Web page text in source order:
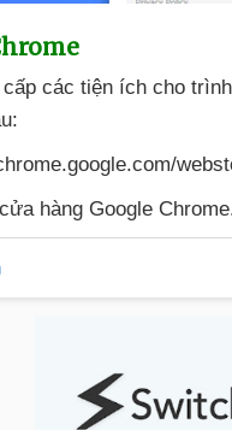
các tiện ích cho
hàng Google